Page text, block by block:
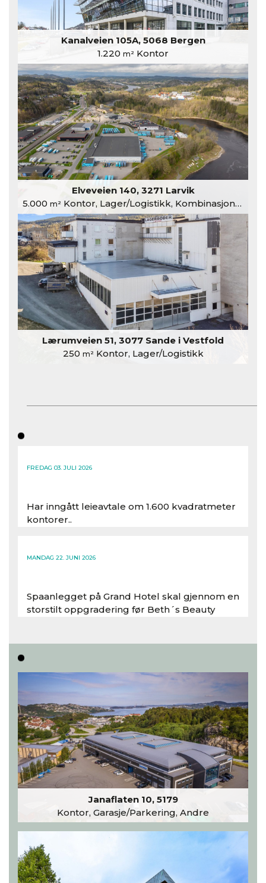
Kanalveien 105A, 5068 Bergen
1.220 m² Kontor
Elveveien 140, 3271 Larvik
5.000 m²Kontor, Lager/Logistikk, Kombinasjonslokaler
Lærumveien 51, 3077 Sande i Vestfold
250 m²Kontor, Lager/Logistikk
FREDAG 03. JULI 2026
Har inngått leieavtale om 1.600 kvadratmeter
kontorer..
MANDAG 22. JUNI 2026
Spaanlegget på Grand Hotel skal gjennom en
storstilt oppgradering før Beth´s Beauty
Les hele artikkelen
Janaflaten 10, 5179
Kontor, Garasje/Parkering, Andre